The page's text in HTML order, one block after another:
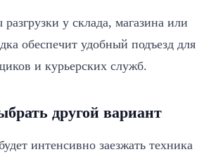
у склада, магазина или
обеспечит удобный подъезд для
и курьерских служб.
другой вариант
интенсивно заезжать техника